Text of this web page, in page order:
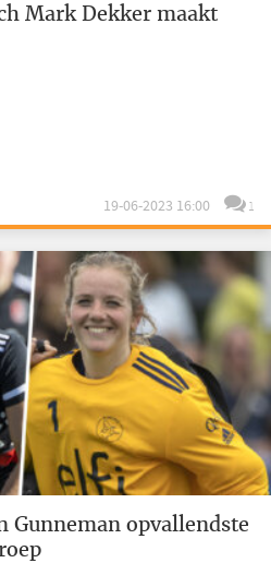
Mark Dekker maakt
19-06-2023 16:00 1
Gunneman opvallendste